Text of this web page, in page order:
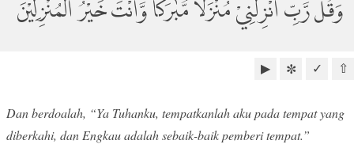
وَقُلْ رَّبِّ اَنْزِلْنِيْ مُنْزَلًا مُّبٰرَكًا وَّاَنْتَ خَيْرُ الْمُنْزِلِيْنَ
⇧
✓
✼
▶
Dan berdoalah, “Ya Tuhanku, tempatkanlah aku pada tempat yang
diberkahi, dan Engkau adalah sebaik-baik pemberi tempat.”